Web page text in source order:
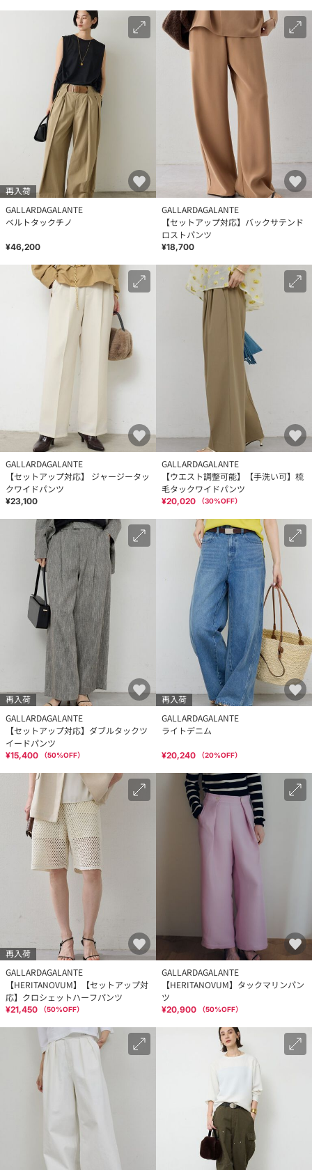
再入荷
GALLARDAGALANTE
ベルトタックチノ
¥46,200
GALLARDAGALANTE
【セットアップ対応】バックサテンド
ロストパンツ
¥18,700
GALLARDAGALANTE
【セットアップ対応】 ジャージータッ
クワイドパンツ
¥23,100
GALLARDAGALANTE
【ウエスト調整可能】【手洗い可】梳
毛タックワイドパンツ
¥20,020 （30%OFF）
再入荷
GALLARDAGALANTE
【セットアップ対応】ダブルタックツ
イードパンツ
¥15,400 （50%OFF）
再入荷
GALLARDAGALANTE
ライトデニム
¥20,240 （20%OFF）
再入荷
GALLARDAGALANTE
【HERITANOVUM】【セットアップ対
応】クロシェットハーフパンツ
¥21,450 （50%OFF）
GALLARDAGALANTE
【HERITANOVUM】タックマリンパン
ツ
¥20,900 （50%OFF）